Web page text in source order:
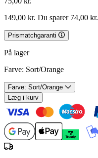
149,00 kr. Du sparer 74,00 kr.
Prismatchgaranti
På lager
Farve: Sort/Orange
Farve: Sort/Orange
Læg i kurv